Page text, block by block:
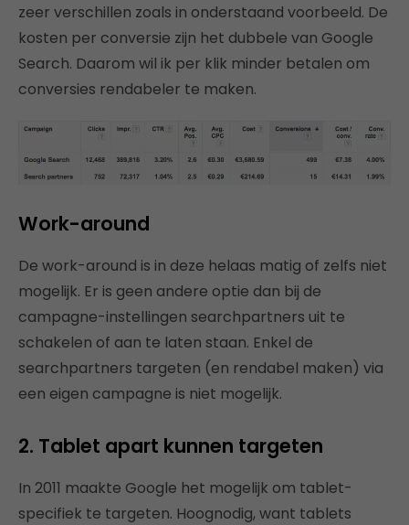
zeer verschillen zoals in onderstaand voorbeeld. De
kosten per conversie zijn het dubbele van Google
Search. Daarom wil ik per klik minder betalen om
conversies rendabeler te maken.
Work-around
De work-around is in deze helaas matig of zelfs niet
mogelijk. Er is geen andere optie dan bij de
campagne-instellingen searchpartners uit te
schakelen of aan te laten staan. Enkel de
searchpartners targeten (en rendabel maken) via
een eigen campagne is niet mogelijk.
2. Tablet apart kunnen targeten
In 2011 maakte Google het mogelijk om tablet-
specifiek te targeten. Hoognodig, want tablets